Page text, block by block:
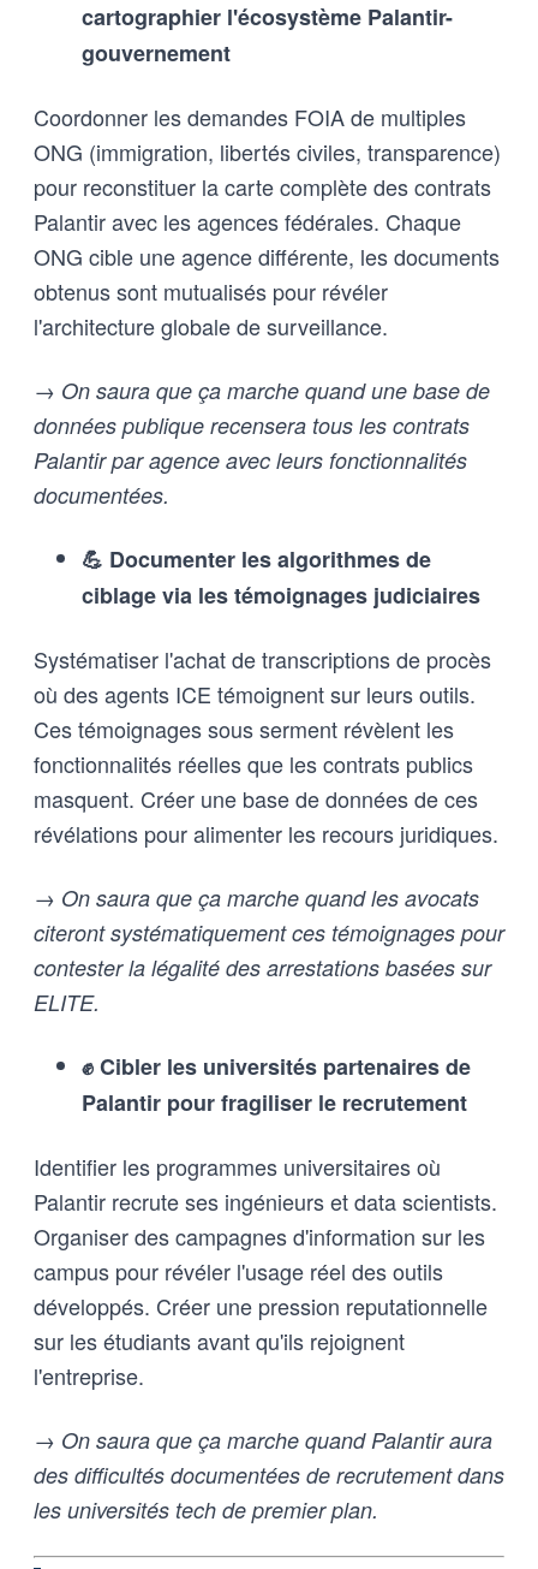
cartographier l'écosystème Palantir-
gouvernement
Coordonner les demandes FOIA de multiples
ONG (immigration, libertés civiles, transparence)
pour reconstituer la carte complète des contrats
Palantir avec les agences fédérales. Chaque
ONG cible une agence différente, les documents
obtenus sont mutualisés pour révéler
l'architecture globale de surveillance.
→ On saura que ça marche quand une base de
données publique recensera tous les contrats
Palantir par agence avec leurs fonctionnalités
documentées.
💪 Documenter les algorithmes de
ciblage via les témoignages judiciaires
Systématiser l'achat de transcriptions de procès
où des agents ICE témoignent sur leurs outils.
Ces témoignages sous serment révèlent les
fonctionnalités réelles que les contrats publics
masquent. Créer une base de données de ces
révélations pour alimenter les recours juridiques.
→ On saura que ça marche quand les avocats
citeront systématiquement ces témoignages pour
contester la légalité des arrestations basées sur
ELITE.
✊ Cibler les universités partenaires de
Palantir pour fragiliser le recrutement
Identifier les programmes universitaires où
Palantir recrute ses ingénieurs et data scientists.
Organiser des campagnes d'information sur les
campus pour révéler l'usage réel des outils
développés. Créer une pression reputationnelle
sur les étudiants avant qu'ils rejoignent
l'entreprise.
→ On saura que ça marche quand Palantir aura
des difficultés documentées de recrutement dans
les universités tech de premier plan.